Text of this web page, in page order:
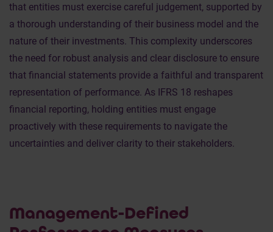
that entities must exercise careful judgement, supported by
a thorough understanding of their business model and the
nature of their investments. This complexity underscores
the need for robust analysis and clear disclosure to ensure
that financial statements provide a faithful and transparent
representation of performance. As IFRS 18 reshapes
financial reporting, holding entities must engage
proactively with these requirements to navigate the
uncertainties and deliver clarity to their stakeholders.
Management-Defined